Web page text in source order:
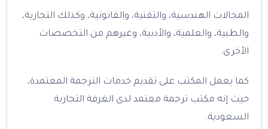
المجالات الهندسية، والتقنية، والقانونية، وكذلك التجارية،
والطبية، والعلمية، والأدبية، وغيرهم من التخصصات
الأخرى.
كما يعمل المكتب على تقديم خدمات الترجمة المعتمدة،
حيث إنه مكتب ترجمة معتمد لدى الغرفة التجارية
السعودية.